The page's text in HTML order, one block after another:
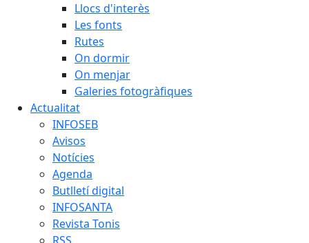
Llocs d'interès
Les fonts
Rutes
On dormir
On menjar
Galeries fotogràfiques
Actualitat
INFOSEB
Avisos
Notícies
Agenda
Butlletí digital
INFOSANTA
Revista Tonis